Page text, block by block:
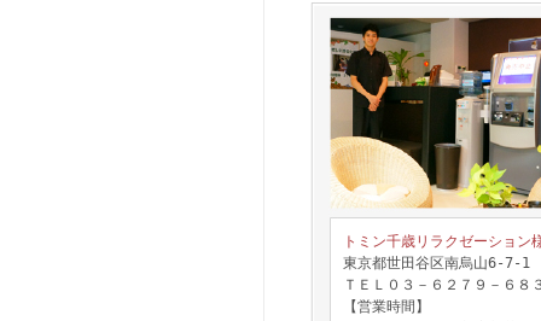
トミン千歳リラクゼーション
東京都世田谷区南烏山6-7-1
ＴＥＬ０３－６２７９－６８
【営業時間】